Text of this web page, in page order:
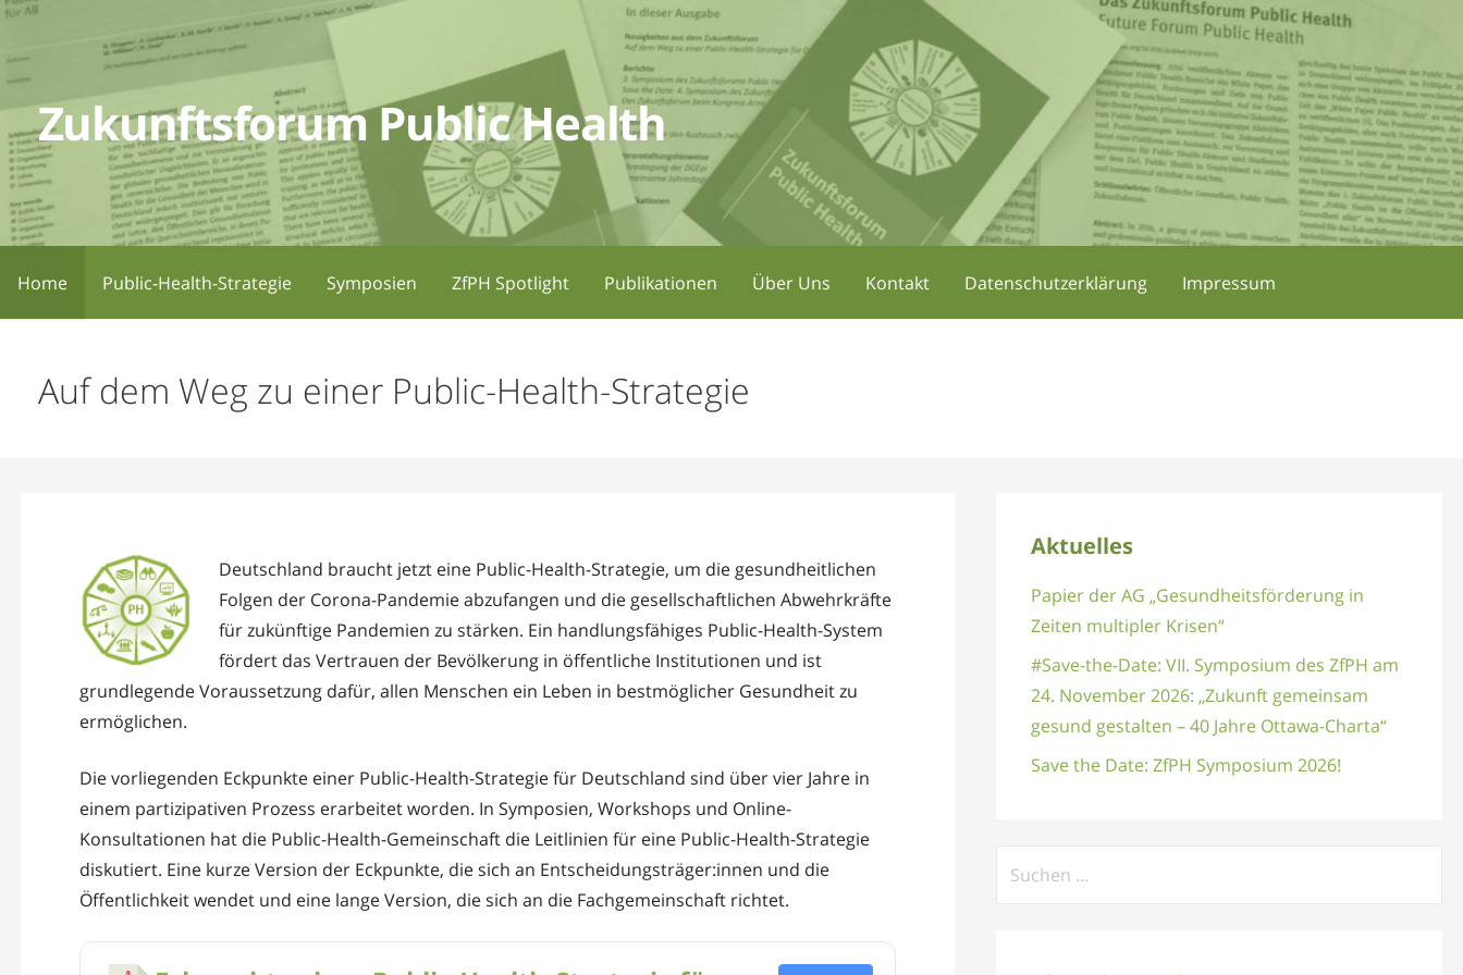
Zum
springen
Zukunftsforum Public Health
Home Public-Health-Strategie Symposien ZfPH Spotlight Publikationen Über Uns Kontakt Datenschutzerklärung Impressum
Auf dem Weg zu einer Public-Health-Strategie
Deutschland braucht jetzt eine Public-Health-Strategie, um die gesundheitlichen
Folgen der Corona-Pandemie abzufangen und die gesellschaftlichen Abwehrkräfte
für zukünftige Pandemien zu stärken. Ein handlungsfähiges Public-Health-System
fördert das Vertrauen der Bevölkerung in öffentliche Institutionen und ist
grundlegende Voraussetzung dafür, allen Menschen ein Leben in bestmöglicher Gesundheit zu
ermöglichen.
Die vorliegenden Eckpunkte einer Public-Health-Strategie für Deutschland sind über vier Jahre in
einem partizipativen Prozess erarbeitet worden. In Symposien, Workshops und Online-
Konsultationen hat die Public-Health-Gemeinschaft die Leitlinien für eine Public-Health-Strategie
diskutiert. Eine kurze Version der Eckpunkte, die sich an Entscheidungsträger:innen und die
Öffentlichkeit wendet und eine lange Version, die sich an die Fachgemeinschaft richtet.
Aktuelles
Papier der AG „Gesundheitsförderung in
Zeiten multipler Krisen“
#Save-the-Date: VII. Symposium des ZfPH am
24. November 2026: „Zukunft gemeinsam
gesund gestalten – 40 Jahre Ottawa-Charta“
Save the Date: ZfPH Symposium 2026!